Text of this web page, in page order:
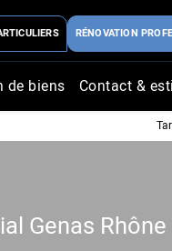
RÉNOVATION
de biens Contact &
Genas Rhône